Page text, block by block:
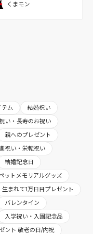
くまモン
ム
結婚祝い
い・長寿のお祝い
親へのプレゼント
祝い・栄転祝い
結婚記念日
ットメモリアルグッズ
生まれて1万日目プレゼント
バレンタイン
入学祝い・入園記念品
ント 敬老の日/内祝